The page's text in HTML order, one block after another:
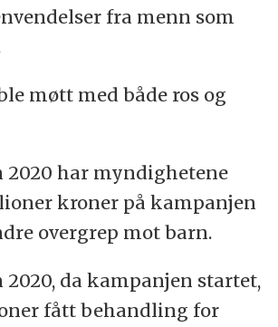
fra menn som
møtt med både ros og
2020 har myndighetene
kroner på kampanjen
overgrep mot barn.
2020, da kampanjen startet,
fått behandling for